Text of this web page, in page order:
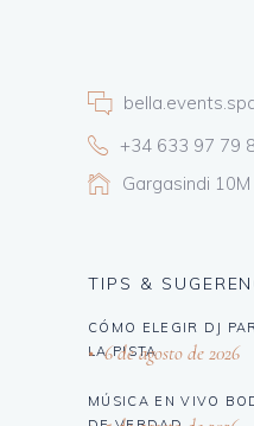
+34 633 97 79
Gargasindi
TIPS &
CÓMO ELEGIR DJ
LA PISTA
6 de agosto de 2026
MÚSICA EN VIVO